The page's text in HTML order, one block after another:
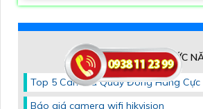
CAMERA THEO CHỨC
Top 5 Camera Quay Đóng Hàng Cực
Báo giá camera wifi hikvision